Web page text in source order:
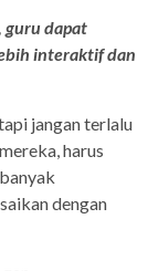
guru dapat
interaktif dan
jangan terlalu
harus
dengan